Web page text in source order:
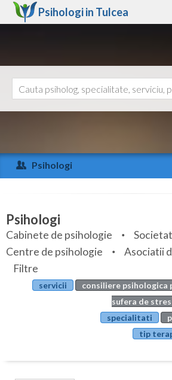
Psihologi in Tulcea
Arad
Arges
Bihor
Bistrita-Nasaud
Botosani
Ajutor
Psihologi
Specialitati
Servicii
Articole
Evenimente
Psihologi
Cabinete de psihologie
Centre de psihologie
Asociatii
Filtre
servicii
consiliere psihologica
sufera de
specialitati
tip